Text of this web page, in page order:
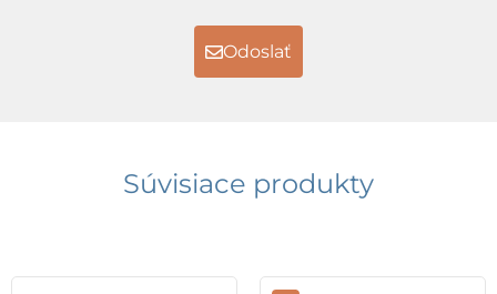
Odoslať
Súvisiace produkty